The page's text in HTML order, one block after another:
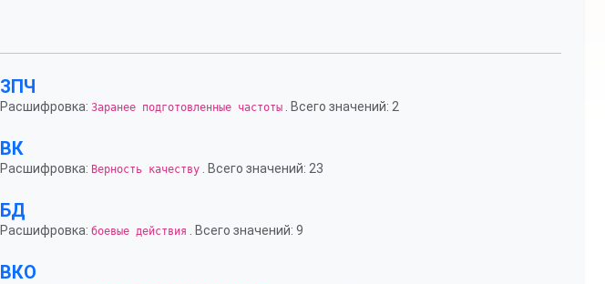
ЗПЧ
Расшифровка: Заранее подготовленные частоты . Всего значений: 2
ВК
Расшифровка: Верность качеству . Всего значений: 23
БД
Расшифровка: боевые действия . Всего значений: 9
ВКО